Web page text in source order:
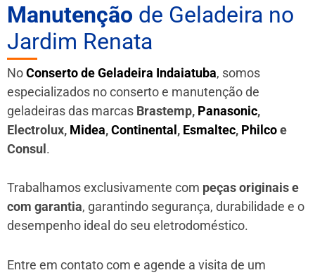
Manutenção de Geladeira no
Jardim Renata
NoConserto de Geladeira Indaiatuba, somos
especializados no conserto e manutenção de
geladeiras das marcas Brastemp, Panasonic,
Electrolux, Midea,Continental, Esmaltec, Philcoe
Consul.
Trabalhamos exclusivamente com peças originais e
com garantia, garantindo segurança, durabilidade e o
desempenho ideal do seu eletrodoméstico.
Entre em contato com e agende a visita de um